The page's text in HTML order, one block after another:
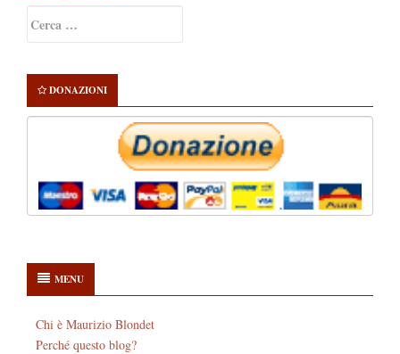
Sidebar
per:
DONAZIONI
MENU
Chi è Maurizio Blondet
Perché questo blog?